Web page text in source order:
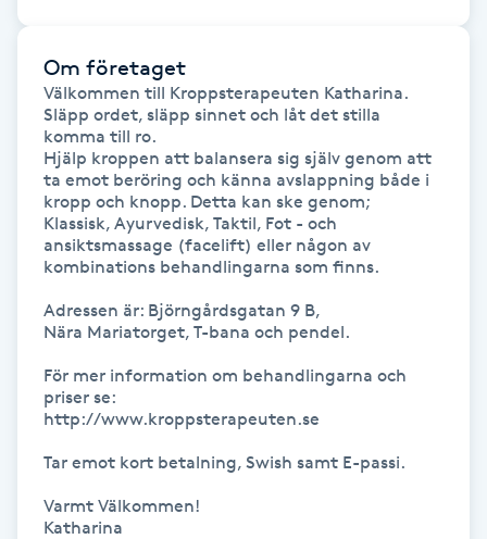
Healing
Herrklippning
HIFU
Hollywood Peel
Hot Stone Massage
Hot yoga
Hudföryngring
Huduppstramning
Hudvård
Om företaget
Välkommen till Kroppsterapeuten Katharina.
Släpp ordet, släpp sinnet och låt det stilla
komma till ro.
Hjälp kroppen att balansera sig själv genom att
ta emot beröring och känna avslappning både i
kropp och knopp. Detta kan ske genom;
Klassisk, Ayurvedisk, Taktil, Fot - och
ansiktsmassage (facelift) eller någon av
kombinations behandlingarna som finns.
Adressen är: Björngårdsgatan 9 B,
Nära Mariatorget, T-bana och pendel.
För mer information om behandlingarna och
priser se:
http://www.kroppsterapeuten.se
Tar emot kort betalning, Swish samt E-passi.
Varmt Välkommen!
Katharina